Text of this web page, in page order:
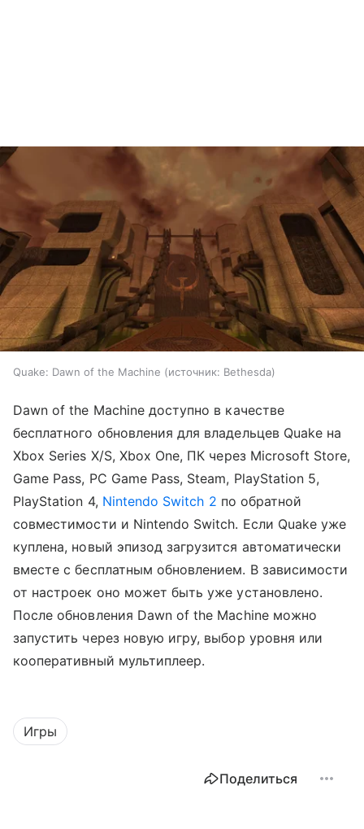
Quake: Dawn of the Machine источник: Bethesda
Dawn of the Machine доступно в качестве
бесплатного обновления для владельцев Quake на
Xbox Series X/S, Xbox One, ПК через Microsoft Store,
Game Pass, PC Game Pass, Steam, PlayStation 5,
PlayStation 4, Nintendo Switch 2 по обратной
совместимости и Nintendo Switch. Если Quake уже
куплена, новый эпизод загрузится автоматически
вместе с бесплатным обновлением. В зависимости
от настроек оно может быть уже установлено.
После обновления Dawn of the Machine можно
запустить через новую игру, выбор уровня или
кооперативный мультиплеер.
Игры
Поделиться